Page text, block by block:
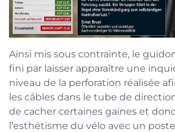
Ainsi mis sous contrainte, le
fini par laisser apparaître une
niveau de la perforation réalisée
les câbles dans le tube de
de cacher certaines gaines et
l’esthétisme du vélo avec un